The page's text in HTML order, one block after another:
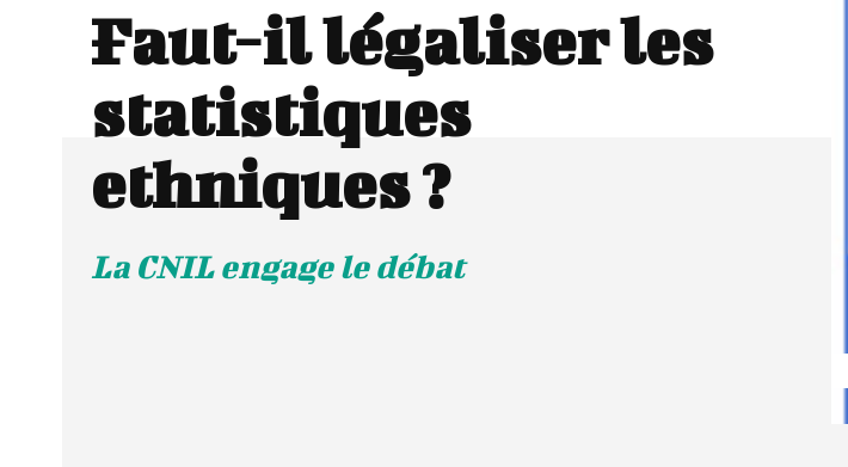
Faut-il légaliser les
statistiques
ethniques ?
La CNIL engage le débat